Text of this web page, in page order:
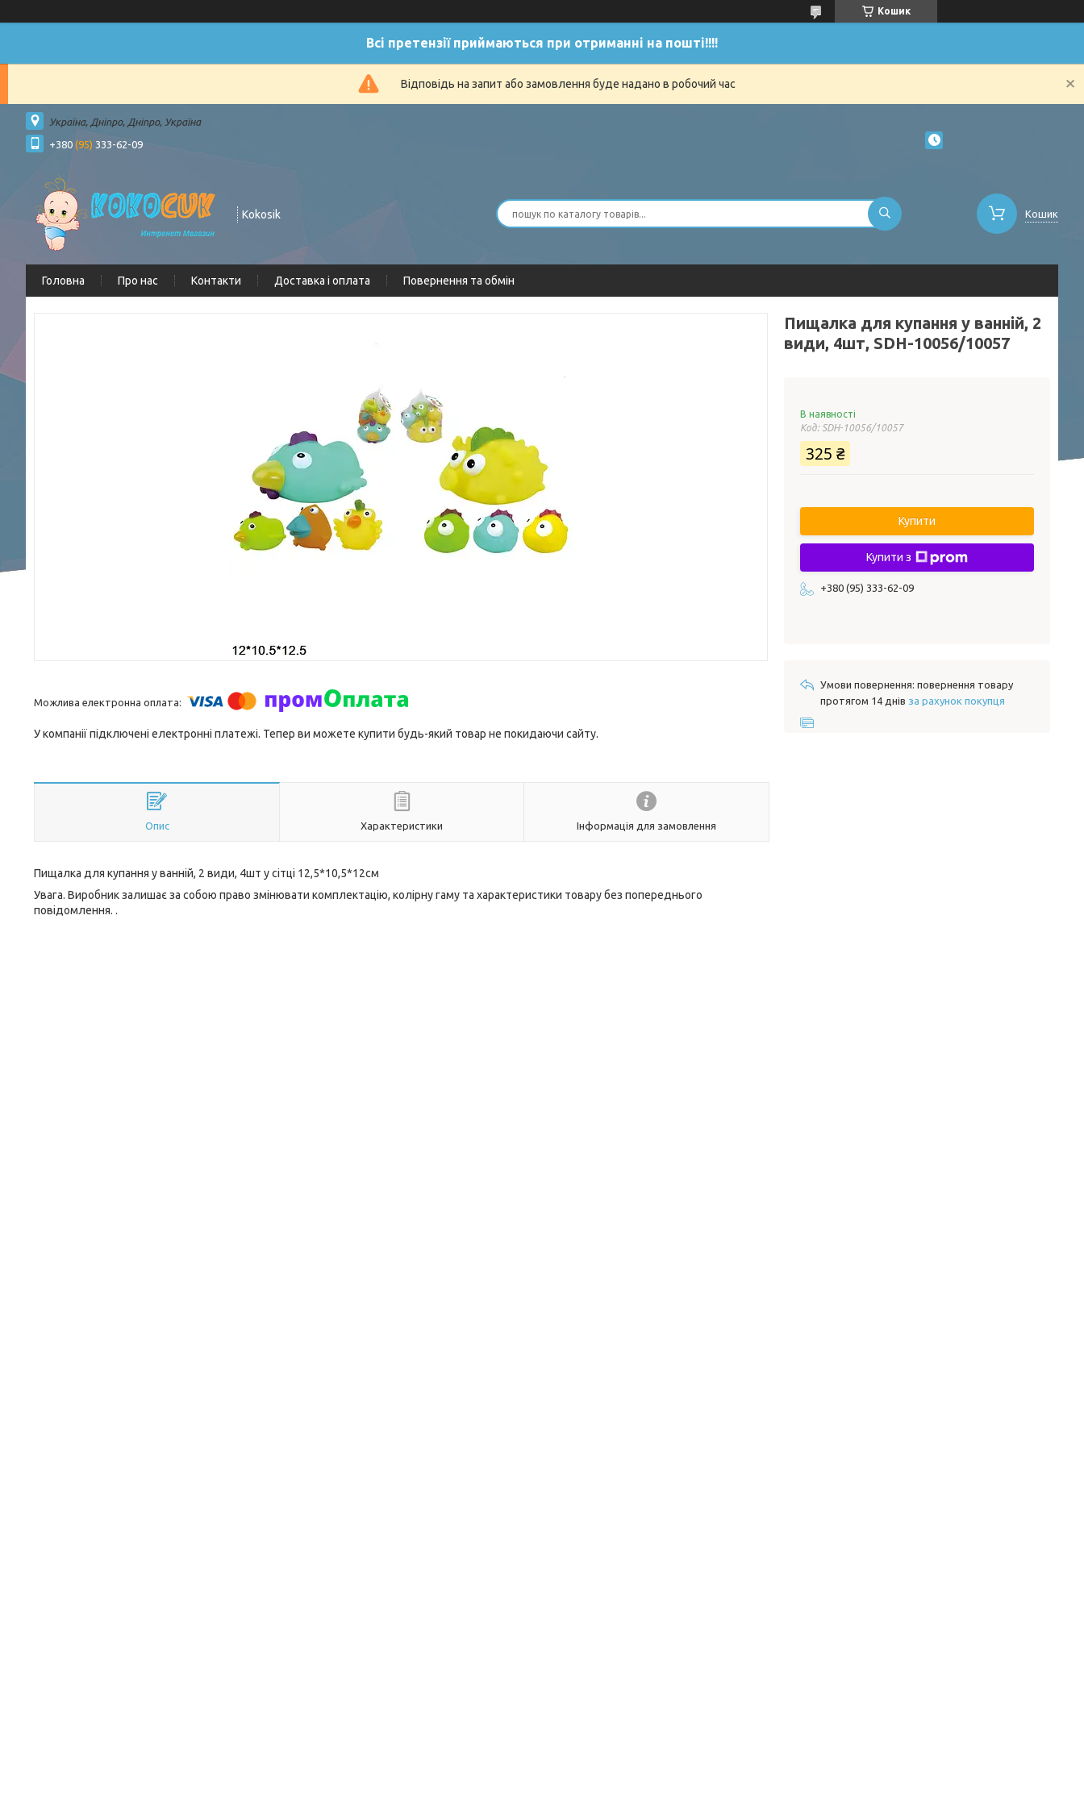
Кошик
Всі претензії приймаються при отриманні на пошті!!!!
Відповідь на запит або замовлення буде надано в робочий час
Україна, Дніпро, Дніпро, Україна
+380 (95) 333-62-09
Kokosik Кошик
Головна Про нас Контакти Доставка і оплата Повернення та обмін
У компанії підключені електронні платежі. Тепер ви можете купити будь-який товар не покидаючи сайту.
Опис Характеристики Інформація для замовлення
Пищалка для купання у ванній, 2 види, 4шт у сітці 12,5*10,5*12см
Увага. Виробник залишає за собою право змінювати комплектацію, колірну гаму та характеристики товару без попереднього
повідомлення. .
Пищалка для купання у ванній, 2
види, 4шт, SDH-10056/10057
В наявності
Код: SDH-10056/10057
325 ₴
Купити
Купити з
+380 (95) 333-62-09
повернення товару
протягом 14 днів за рахунок покупця